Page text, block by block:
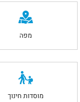
מפה
מוסדות חינוך